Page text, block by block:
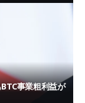
事業粗利益が